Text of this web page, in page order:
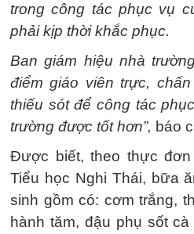
trong công tác phục vụ
phải kịp thời khắc phục.
Ban giám hiệu nhà
điểm giáo viên trực,
thiếu sót để công tác
trường được tốt hơn”, báo
Được biết, theo thực
Tiểu học Nghi Thái, bữa
sinh gồm có: cơm trắng,
hành tăm, đậu phụ sốt